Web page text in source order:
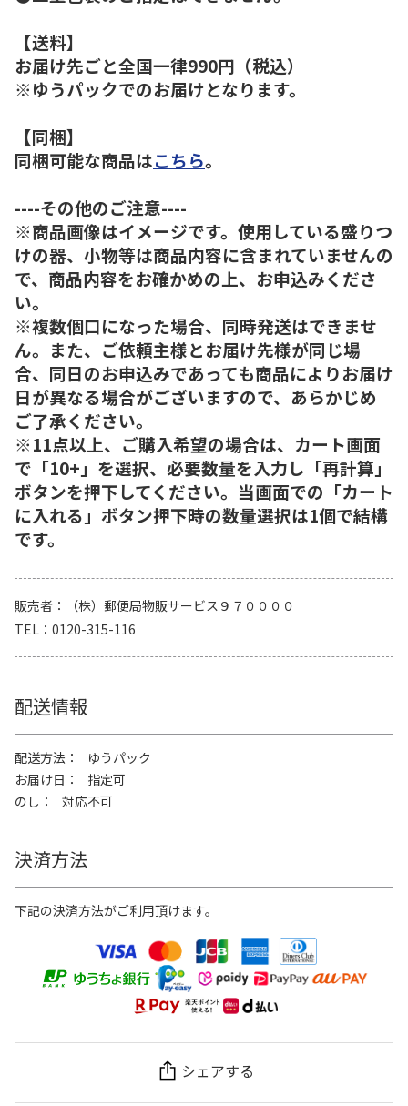
【送料】
お届け先ごと全国一律990円（税込）
※ゆうパックでのお届けとなります。
【同梱】
同梱可能な商品はこちら。
----その他のご注意----
※商品画像はイメージです。使用している盛りつ
けの器、小物等は商品内容に含まれていませんの
で、商品内容をお確かめの上、お申込みくださ
い。
※複数個口になった場合、同時発送はできませ
ん。また、ご依頼主様とお届け先様が同じ場
合、同日のお申込みであっても商品によりお届け
日が異なる場合がございますので、あらかじめ
ご了承ください。
※11点以上、ご購入希望の場合は、カート画面
で「10+」を選択、必要数量を入力し「再計算」
ボタンを押下してください。当画面での「カート
に入れる」ボタン押下時の数量選択は1個で結構
です。
販売者
（株）郵便局物販サービス９７００００
TEL
0120-315-116
配送情報
配送方法
ゆうパック
お届け日
指定可
のし
対応不可
決済方法
下記の決済方法がご利用頂けます。
シェアする